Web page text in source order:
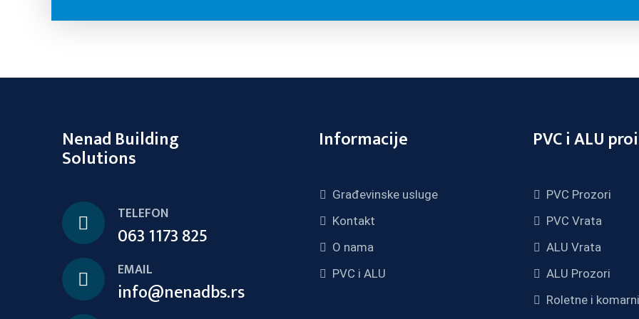
Nenad Building
Solutions
TELEFON
063 1173 825
EMAIL
info@nenadbs.rs
Informacije
Građevinske usluge
Kontakt
O nama
PVC i ALU
PVC i ALU
PVC Prozori
PVC Vrata
ALU Vrata
ALU Prozori
Roletne i